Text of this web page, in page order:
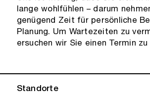
lange wohlfühlen – darum
genügend Zeit für persönliche
Planung. Um Wartezeiten zu
ersuchen wir Sie einen Termin
Standorte